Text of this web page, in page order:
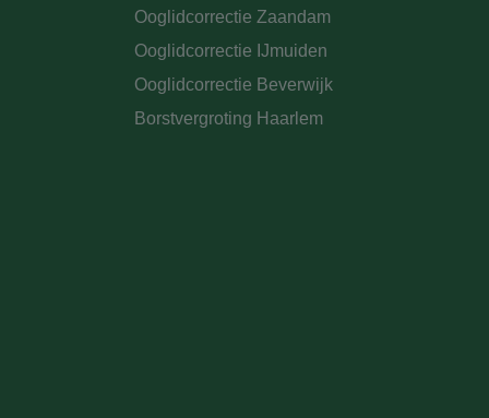
Ooglidcorrectie Zaandam
Ooglidcorrectie IJmuiden
Ooglidcorrectie Beverwijk
Borstvergroting Haarlem